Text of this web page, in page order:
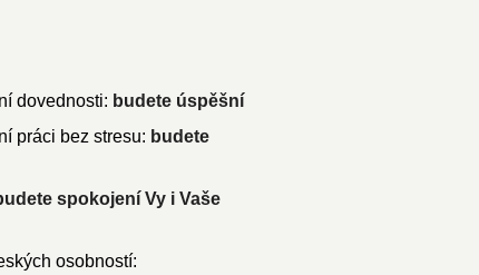
dovednosti: budete úspěšní
práci bez stresu: budete
spokojení Vy i Vaše
osobností: